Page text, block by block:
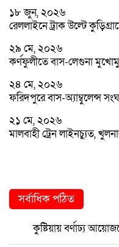
১৮ জুন, ২০২৬
রেললাইনে ট্রাক উল্টে
২৯ মে, ২০২৬
কর্ণফুলীতে বাস-লেগুনা
২৪ মে, ২০২৬
ফরিদপুরে বাস-অ্যাম্বুলেন্স
২১ মে, ২০২৬
মালবাহী ট্রেন লাইনচ্যুত,
সর্বাধিক পঠিত
কুষ্টিয়ায় বর্ণাঢ্য